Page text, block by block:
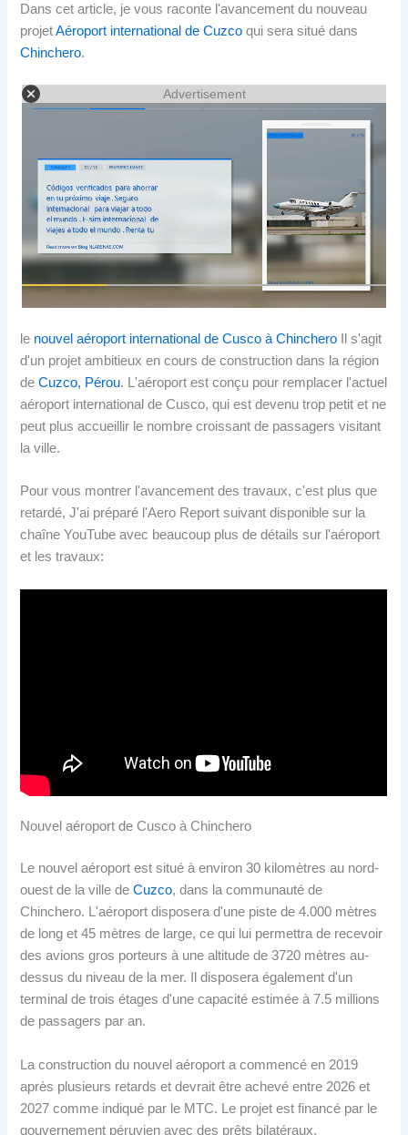
Dans cet article, je vous raconte l'avancement du nouveau
projetAéroport international de Cuzco qui sera situé dans
Chinchero.
Advertisement
le nouvel aéroport international de Cusco à Chinchero Il s'agit
d'un projet ambitieux en cours de construction dans la région
deCuzco, Pérou. L'aéroport est conçu pour remplacer l'actuel
aéroport international de Cusco, qui est devenu trop petit et ne
peut plus accueillir le nombre croissant de passagers visitant
la ville.
Pour vous montrer l'avancement des travaux, c'est plus que
retardé, J'ai préparé l'Aero Report suivant disponible sur la
chaîne YouTube avec beaucoup plus de détails sur l'aéroport
et les travaux:
Nouvel aéroport de Cusco à Chinchero
Le nouvel aéroport est situé à environ 30 kilomètres au nord-
ouest de la ville deCuzco, dans la communauté de
Chinchero. L'aéroport disposera d'une piste de 4.000 mètres
de long et 45 mètres de large, ce qui lui permettra de recevoir
des avions gros porteurs à une altitude de 3720 mètres au-
dessus du niveau de la mer. Il disposera également d'un
terminal de trois étages d'une capacité estimée à 7.5 millions
de passagers par an.
La construction du nouvel aéroport a commencé en 2019
après plusieurs retards et devrait être achevé entre 2026 et
2027 comme indiqué par le MTC. Le projet est financé par le
gouvernement péruvien avec des prêts bilatéraux,